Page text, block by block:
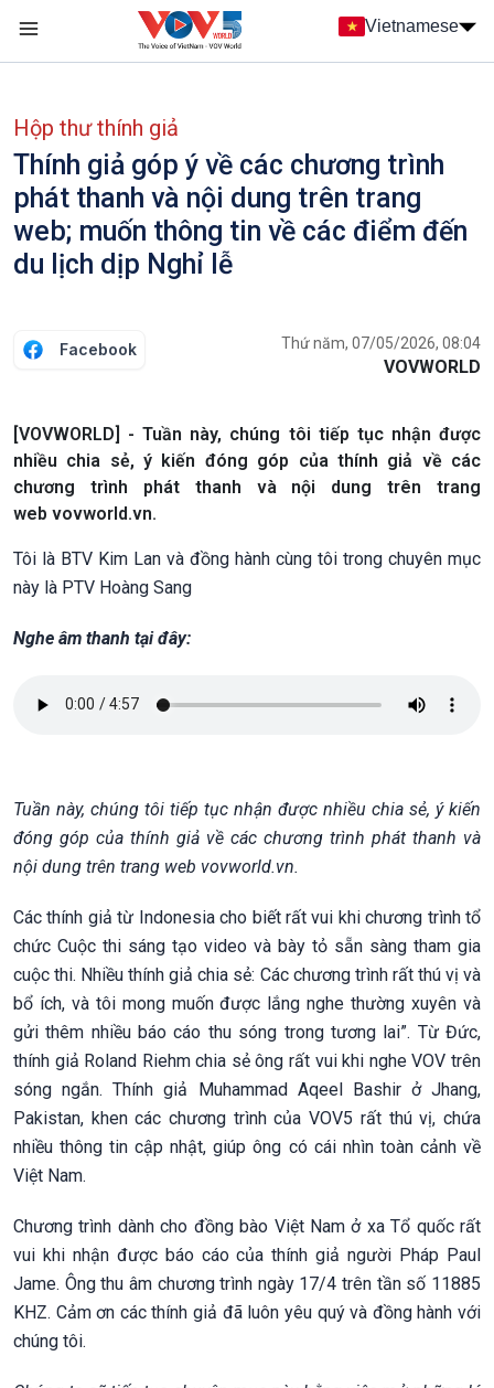
Nhảy đến nội dung
Vietnamese
Hộp thư thính giả
Thính giả góp ý về các chương trình
phát thanh và nội dung trên trang
web; muốn thông tin về các điểm đến
du lịch dịp Nghỉ lễ
Facebook Thứ năm, 07/05/2026, 08:04
VOVWORLD
[VOVWORLD] - Tuần này, chúng tôi tiếp tục nhận được
nhiều chia sẻ, ý kiến đóng góp của thính giả về các
chương trình phát thanh và nội dung trên trang
web vovworld.vn.
Tôi là BTV Kim Lan và đồng hành cùng tôi trong chuyên mục
này là PTV Hoàng Sang
Nghe âm thanh tại đây:
Tuần này, chúng tôi tiếp tục nhận được nhiều chia sẻ, ý kiến
đóng góp của thính giả về các chương trình phát thanh và
nội dung trên trang web vovworld.vn.
Các thính giả từ Indonesia cho biết rất vui khi chương trình tổ
chức Cuộc thi sáng tạo video và bày tỏ sẵn sàng tham gia
cuộc thi. Nhiều thính giả chia sẻ: Các chương trình rất thú vị và
bổ ích, và tôi mong muốn được lắng nghe thường xuyên và
gửi thêm nhiều báo cáo thu sóng trong tương lai”. Từ Đức,
thính giả Roland Riehm chia sẻ ông rất vui khi nghe VOV trên
sóng ngắn. Thính giả Muhammad Aqeel Bashir ở Jhang,
Pakistan, khen các chương trình của VOV5 rất thú vị, chứa
nhiều thông tin cập nhật, giúp ông có cái nhìn toàn cảnh về
Việt Nam.
Chương trình dành cho đồng bào Việt Nam ở xa Tổ quốc rất
vui khi nhận được báo cáo của thính giả người Pháp Paul
Jame. Ông thu âm chương trình ngày 17/4 trên tần số 11885
KHZ. Cảm ơn các thính giả đã luôn yêu quý và đồng hành với
chúng tôi.